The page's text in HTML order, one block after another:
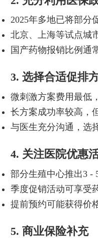
2025年多地已将部分
北京、上海等试点城
国产药物报销比例通
3. 选择合适促排
微刺激方案费用最低
长方案成功率较高，
与医生充分沟通，选
4. 关注医院优惠
部分生殖中心推出3 -
季度促销活动可享受
提前预约可能获得价
5. 商业保险补充